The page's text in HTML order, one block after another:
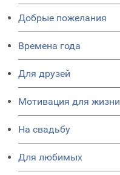
Добрые пожелания
Времена года
Для друзей
Мотивация для жизни
На свадьбу
Для любимых